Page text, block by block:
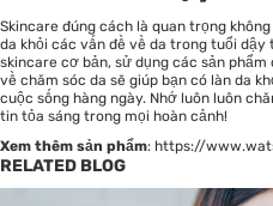
Skincare đúng cách là quan trọng
da khỏi các vấn đề về da trong tuổi dậy
skincare cơ bản, sử dụng các sản
về chăm sóc da sẽ giúp bạn có làn da
cuộc sống hàng ngày. Nhớ luôn luôn
tin tỏa sáng trong mọi hoàn cảnh!
Xem thêm sản phẩm: https://
RELATED BLOG